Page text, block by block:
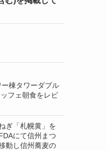
ー棟タワーダブル
フェ朝食をレビ
ぎ「札幌黄」を
にて信州まつ
動し信州蕎麦の